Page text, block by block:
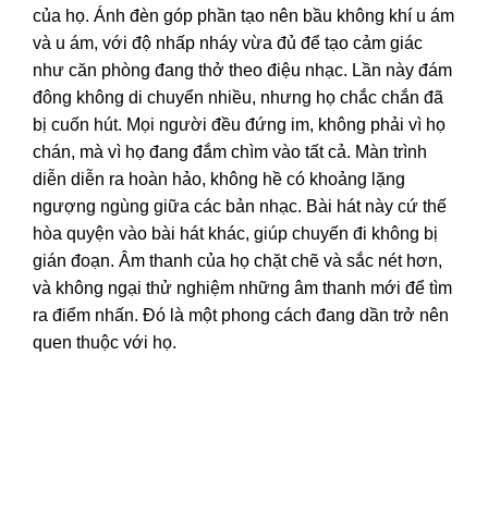
của họ. Ánh đèn góp phần tạo nên bầu không khí u ám
và u ám, với độ nhấp nháy vừa đủ để tạo cảm giác
như căn phòng đang thở theo điệu nhạc. Lần này đám
đông không di chuyển nhiều, nhưng họ chắc chắn đã
bị cuốn hút. Mọi người đều đứng im, không phải vì họ
chán, mà vì họ đang đắm chìm vào tất cả. Màn trình
diễn diễn ra hoàn hảo, không hề có khoảng lặng
ngượng ngùng giữa các bản nhạc. Bài hát này cứ thế
hòa quyện vào bài hát khác, giúp chuyến đi không bị
gián đoạn. Âm thanh của họ chặt chẽ và sắc nét hơn,
và không ngại thử nghiệm những âm thanh mới để tìm
ra điểm nhấn. Đó là một phong cách đang dần trở nên
quen thuộc với họ.